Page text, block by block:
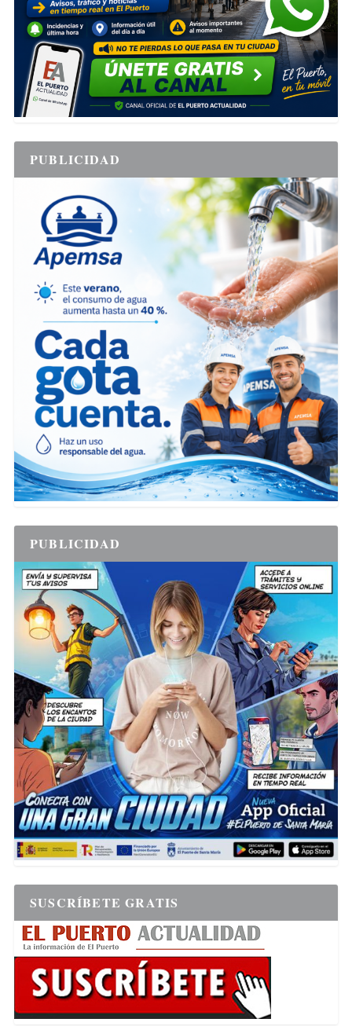
PUBLICIDAD
PUBLICIDAD
SUSCRÍBETE GRATIS